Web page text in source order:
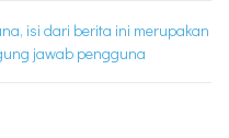
isi dari berita ini merupakan
jawab pengguna